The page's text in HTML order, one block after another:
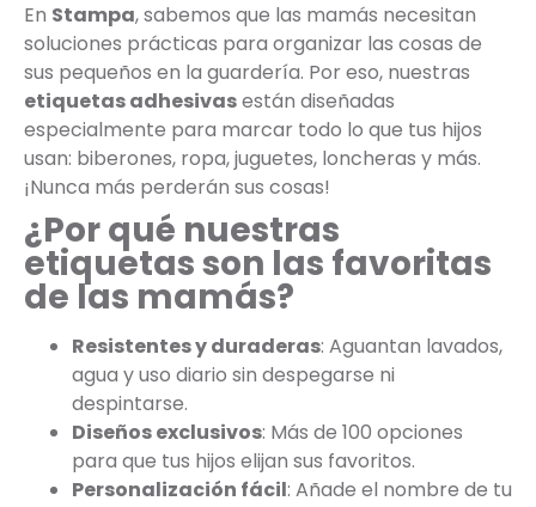
En Stampa, sabemos que las mamás necesitan
soluciones prácticas para organizar las cosas de
sus pequeños en la guardería. Por eso, nuestras
etiquetas adhesivasestán diseñadas
especialmente para marcar todo lo que tus hijos
usan: biberones, ropa, juguetes, loncheras y más.
¡Nunca más perderán sus cosas!
¿Por qué nuestras
etiquetas son las favoritas
de las mamás?
Resistentes y duraderas: Aguantan lavados,
agua y uso diario sin despegarse ni
despintarse.
Diseños exclusivos: Más de 100 opciones
para que tus hijos elijan sus favoritos.
Personalización fácil: Añade el nombre de tu